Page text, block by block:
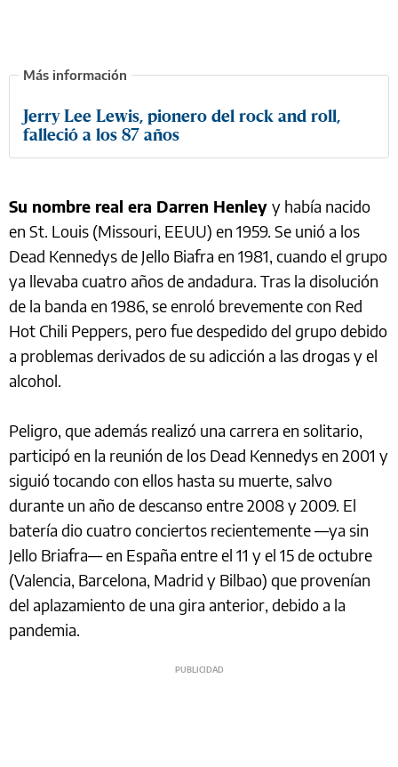
Jerry Lee Lewis, pionero del rock and roll,
falleció a los 87 años
Su nombre real era Darren Henley y había nacido
en St. Louis (Missouri, EEUU) en 1959. Se unió a los
Dead Kennedys de Jello Biafra en 1981, cuando el grupo
ya llevaba cuatro años de andadura. Tras la disolución
de la banda en 1986, se enroló brevemente con Red
Hot Chili Peppers, pero fue despedido del grupo debido
a problemas derivados de su adicción a las drogas y el
alcohol.
Peligro, que además realizó una carrera en solitario,
participó en la reunión de los Dead Kennedys en 2001 y
siguió tocando con ellos hasta su muerte, salvo
durante un año de descanso entre 2008 y 2009. El
batería dio cuatro conciertos recientemente —ya sin
Jello Briafra— en España entre el 11 y el 15 de octubre
(Valencia, Barcelona, Madrid y Bilbao) que provenían
del aplazamiento de una gira anterior, debido a la
pandemia.